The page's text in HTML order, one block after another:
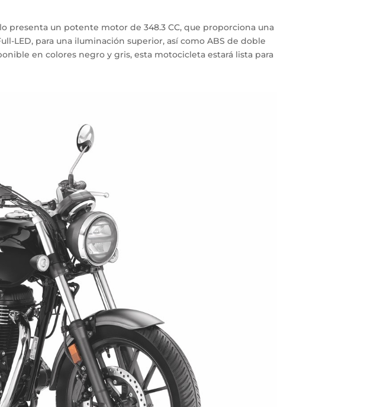
presenta un potente motor de 348.3 CC, que proporciona una
LED, para una iluminación superior, así como ABS de doble
en colores negro y gris, esta motocicleta estará lista para